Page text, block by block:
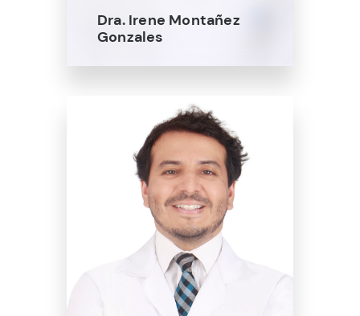
Dra. Irene Montañez
Gonzales